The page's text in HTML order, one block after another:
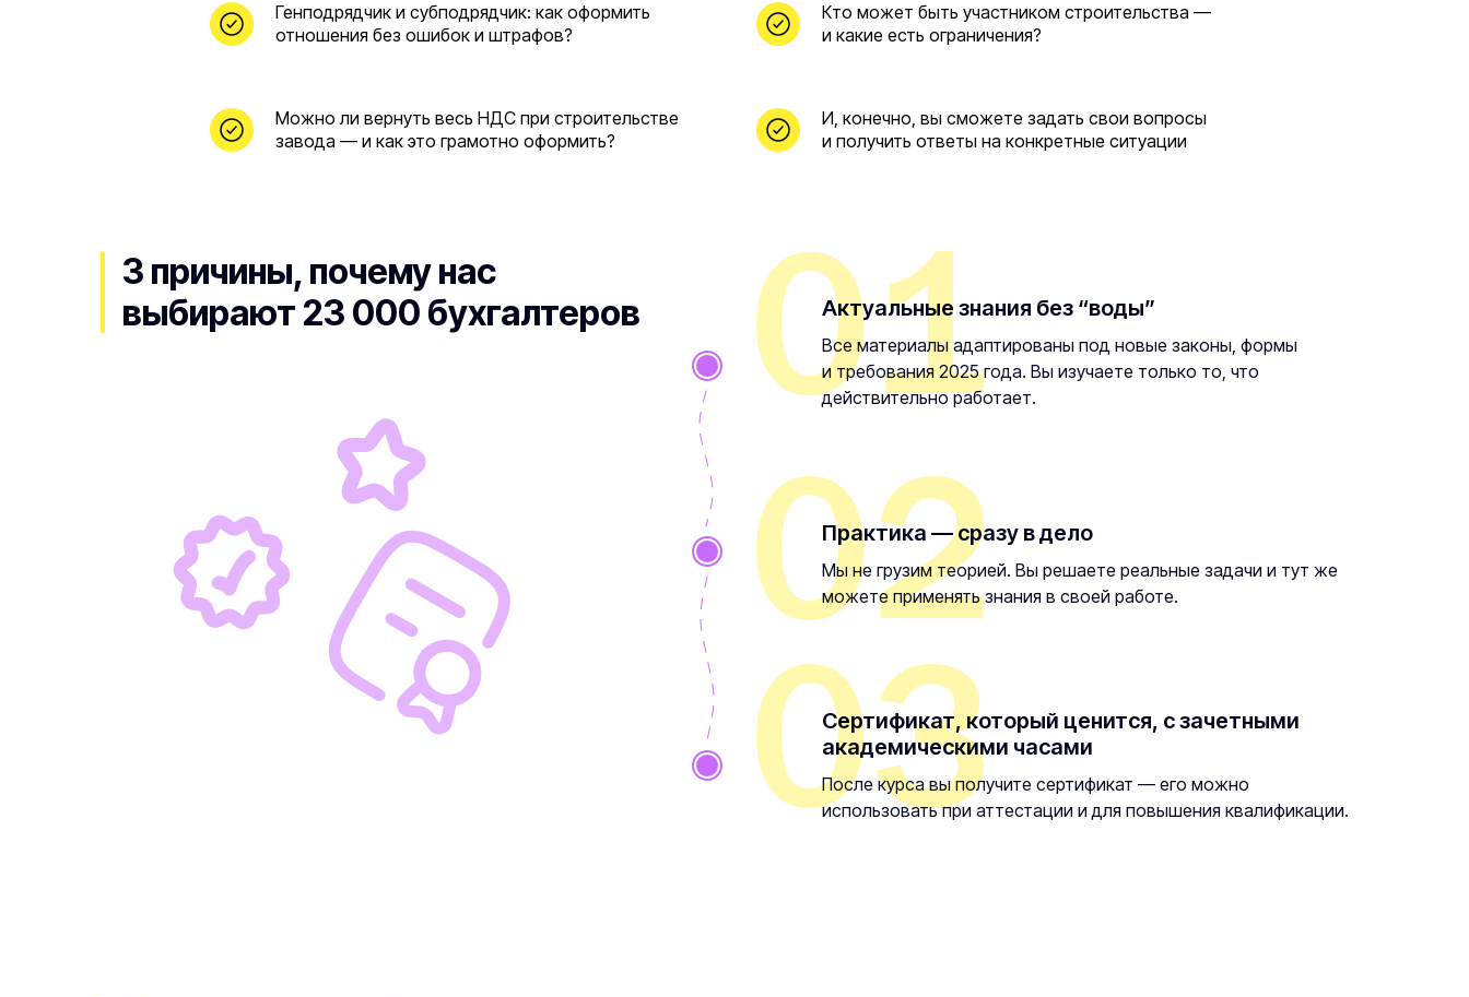
Генподрядчик и субподрядчик: как оформить
отношения без ошибок и штрафов?
Кто может быть участником строительства —
и какие есть ограничения?
Можно ли вернуть весь НДС при строительстве
завода — и как это грамотно оформить?
И, конечно, вы сможете задать свои вопросы
и получить ответы на конкретные ситуации
Актуальные знания без “воды”
Все материалы адаптированы под новые законы, формы
и требования 2025 года. Вы изучаете только то, что
действительно работает.
Практика — сразу в дело
Мы не грузим теорией. Вы решаете реальные задачи и тут же
можете применять знания в своей работе.
3 причины, почему нас
выбирают 23 000 бухгалтеров
Сертификат, который ценится, с зачетными
академическими часами
После курса вы получите сертификат — его можно
использовать при аттестации и для повышения квалификации.